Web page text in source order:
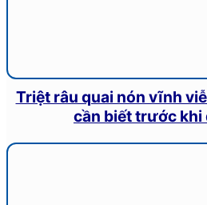
Triệt râu quai nón vĩnh
cần biết trước khi